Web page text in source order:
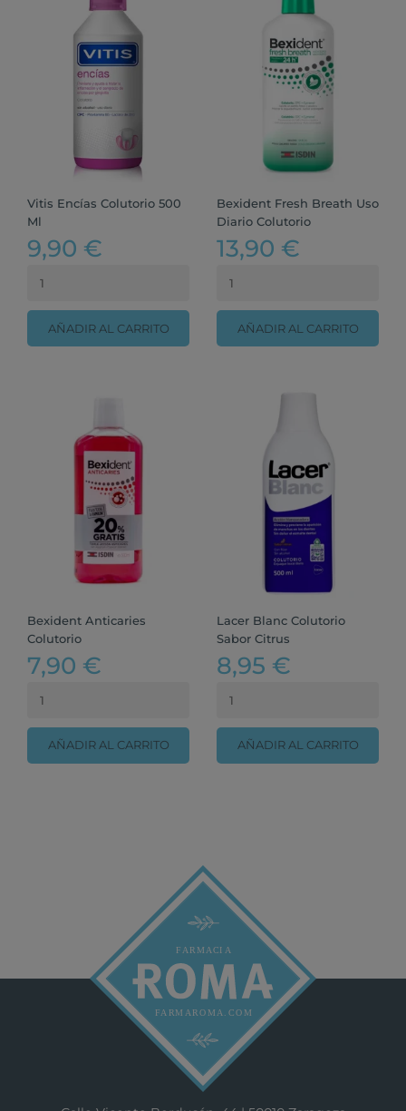
Vitis Encías Colutorio 500
Ml
9,90 €
AÑADIR AL CARRITO
Bexident Fresh Breath Uso
Diario Colutorio
13,90 €
AÑADIR AL CARRITO
Bexident Anticaries
Colutorio
7,90 €
AÑADIR AL CARRITO
Lacer Blanc Colutorio
Sabor Citrus
8,95 €
AÑADIR AL CARRITO